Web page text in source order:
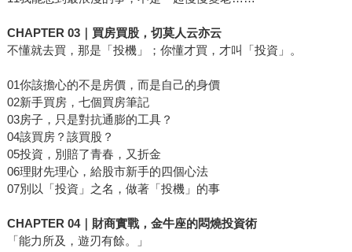
CHAPTER 03｜買房買股，切莫人云亦云
不懂就去買，那是「投機」；你懂才買，才叫「投資」。
01你該擔心的不是房價，而是自己的身價
02新手買房，七個買房筆記
03房子，只是對抗通膨的工具？
04該買房？該買股？
05投資，別賠了青春，又折金
06理財先理心，給股市新手的四個心法
07別以「投資」之名，做著「投機」的事
CHAPTER 04｜財商實戰，金牛座的悶燒投資術
「能力所及，遊刃有餘。」